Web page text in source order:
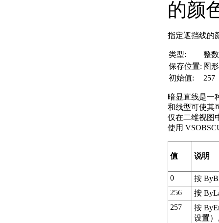
的颜
指定遮挡线的
类型:
整数
保存位置: 图形
初始值:
257
暗显直线是一
和线型可使其
仅在二维视图
使用
值 说明
0
按
256
按
257
按
设置）